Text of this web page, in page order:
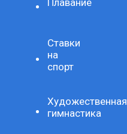
Ставки
на
спорт
Художественная
гимнастика